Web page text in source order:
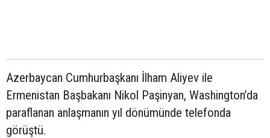
Azerbaycan Cumhurbaşkanı İlham Aliyev ile
Ermenistan Başbakanı Nikol Paşinyan, Washington’da
paraflanan anlaşmanın yıl dönümünde telefonda
görüştü.